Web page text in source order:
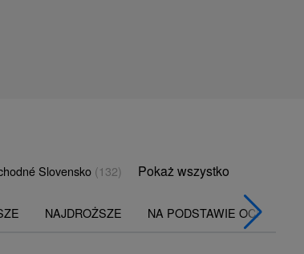
Slovensko (132) Pokaż wszystko
NAJDROŻSZE NA PODSTAWIE OCENY